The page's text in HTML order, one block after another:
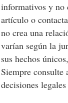
informativos y no
artículo o
no crea una
varían según la
sus hechos
Siempre consulte
decisiones